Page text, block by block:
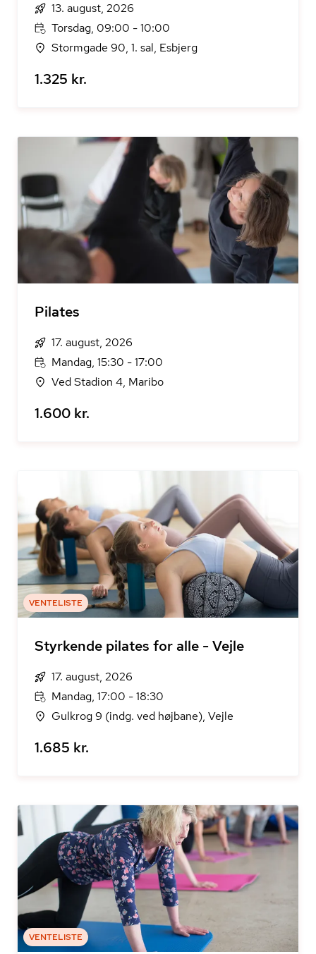
13. august, 2026
Torsdag, 09:00 - 10:00
Stormgade 90, 1. sal, Esbjerg
1.325 kr.
Pilates
17. august, 2026
Mandag, 15:30 - 17:00
Ved Stadion 4, Maribo
1.600 kr.
VENTELISTE
Styrkende pilates for alle - Vejle
17. august, 2026
Mandag, 17:00 - 18:30
Gulkrog 9 (indg. ved højbane), Vejle
1.685 kr.
VENTELISTE